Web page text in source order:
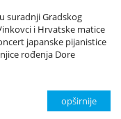
suradnji Gradskog
i Hrvatske matice
japanske pijanistice
rođenja Dore
opširnije